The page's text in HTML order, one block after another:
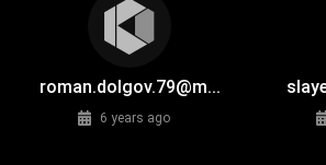
roman.dolgov.79@m...
6 years ago